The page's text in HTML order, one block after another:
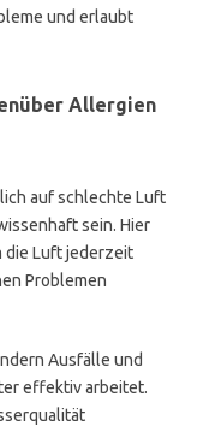
und erlaubt
Allergien
auf schlechte Luft
sein. Hier
die Luft jederzeit
Problemen
Ausfälle und
effektiv arbeitet.